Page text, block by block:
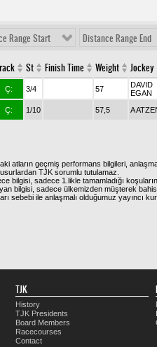
Range Start Distance Range End
St Finish Time Weight Jockey
Ç: 3/4 57
DAVID
EGAN
Ç: 1/10 57,5 A
atların geçmiş performans bilgileri,
TJK sorumlu tutulamaz.
bilgisi, sadece 1.likle tamamladığı
bilgisi, sadece ülkemizden müşterek bahis
sebebi ile anlaşmalı olduğumuz yayıncı
TJK
History
TJK Presidents
Board Members
Racecourses
Contact